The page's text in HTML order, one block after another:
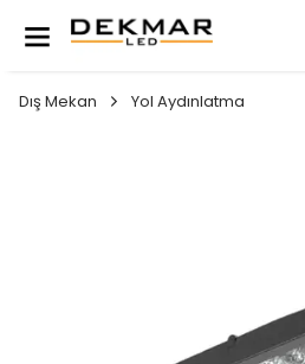
Dış Mekan Yol Aydınlatma